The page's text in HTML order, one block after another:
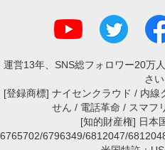
運営13年、SNS総フォロワー20万
さい
[登録商標] ナイセンクラウド / 内
せん / 電話革命 / スマフ
[知的財産権] 日本
6765702/6796349/6812047/